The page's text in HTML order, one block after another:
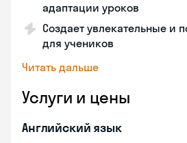
адаптации уроков
Создает увлекательные и
для учеников
Читать дальше
Услуги и цены
Английский язык